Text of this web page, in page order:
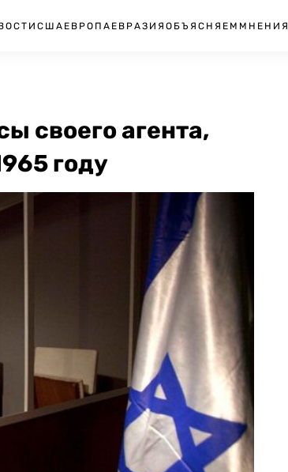
США ЕВРОПА ЕВРАЗИЯ ОБЪЯСНЯЕМ МНЕНИЯ
своего агента,
году